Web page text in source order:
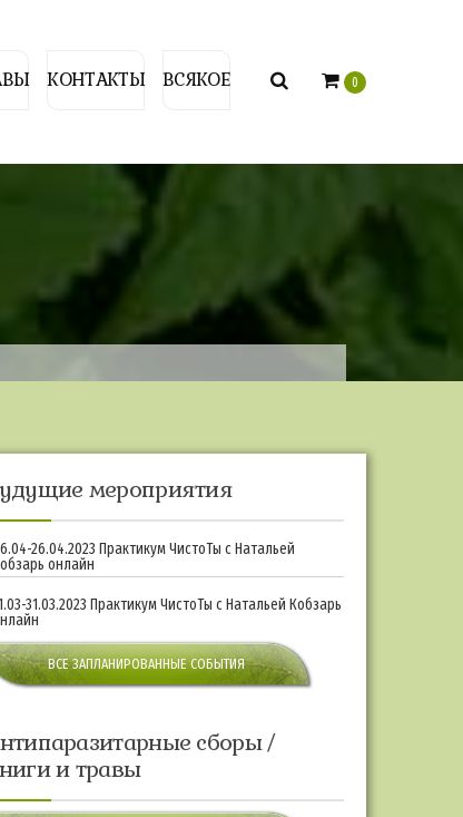
КОНТАКТЫ ВСЯКОЕ 0
мероприятия
26.04.2023 Практикум ЧистоТы с Натальей
онлайн
Практикум ЧистоТы с Натальей Кобзарь
ВСЕ ЗАПЛАНИРОВАННЫЕ СОБЫТИЯ
сборы /
и травы